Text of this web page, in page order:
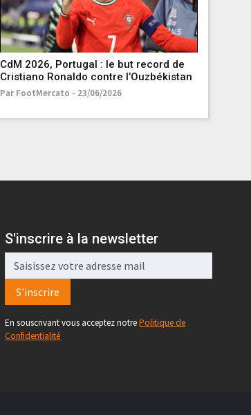
CdM 2026, Portugal : le but record de
Cristiano Ronaldo contre l’Ouzbékistan
Par FootMercato - 23/06/2026
S'inscrire à la newsletter
S'inscrire
En souscrivant vous acceptez notrePolitique de
Confidentialité